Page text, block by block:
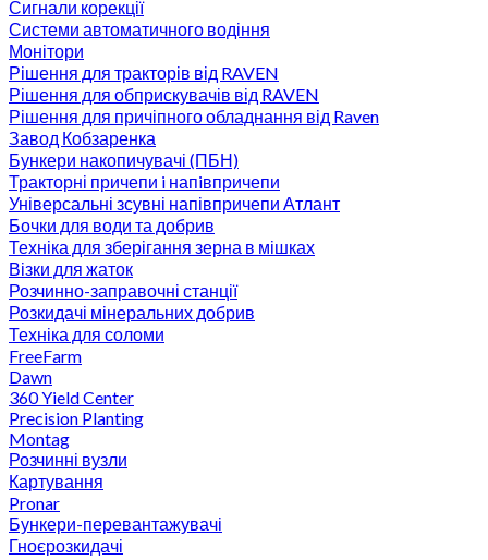
Сигнали корекції
Системи автоматичного водіння
Монітори
Рішення для тракторів від RAVEN
Рішення для обприскувачів від RAVEN
Рішення для причіпного обладнання від Raven
Завод Кобзаренка
Бункери накопичувачі (ПБН)
Тракторні причепи i напiвпричепи
Універсальні зсувні напівпричепи Атлант
Бочки для води та добрив
Техніка для зберігання зерна в мішках
Візки для жаток
Розчинно-заправочні станції
Розкидачі мінеральних добрив
Техніка для соломи
FreeFarm
Dawn
360 Yield Center
Precision Planting
Montag
Розчинні вузли
Картування
Pronar
Бункери-перевантажувачі
Гноєрозкидачі